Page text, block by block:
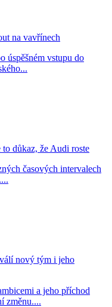
na vavřínech
úspěšném vstupu do
důkaz, že Audi roste
časových intervalech
nový tým i jeho
a jeho příchod
změnu....